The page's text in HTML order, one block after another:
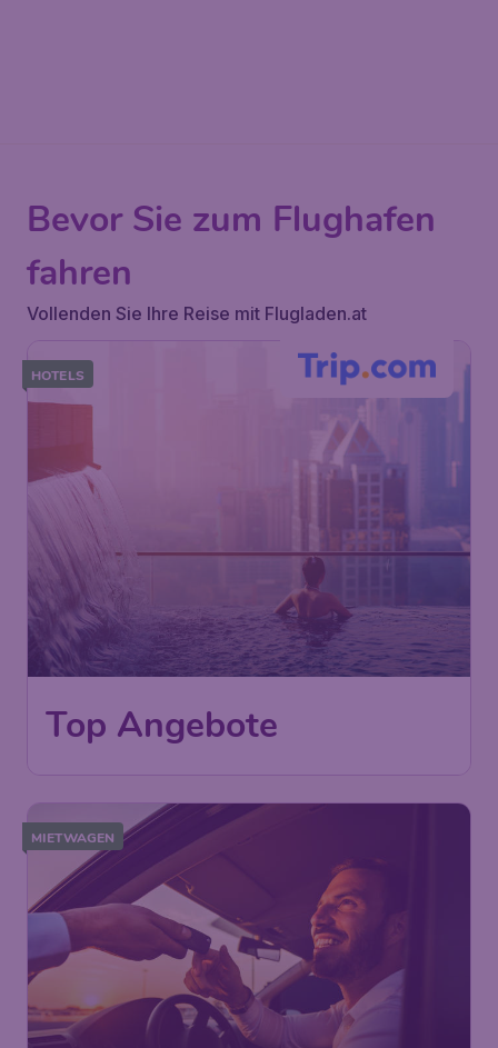
Bevor Sie zum Flughafen
fahren
Vollenden Sie Ihre Reise mit Flugladen.at
HOTELS
Top Angebote
MIETWAGEN